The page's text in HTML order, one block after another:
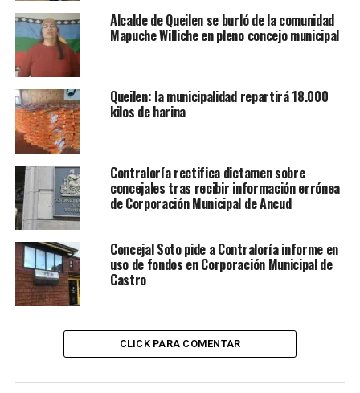
Alcalde de Queilen se burló de la comunidad
Mapuche Williche en pleno concejo municipal
Queilen: la municipalidad repartirá 18.000
kilos de harina
Contraloría rectifica dictamen sobre
concejales tras recibir información errónea
de Corporación Municipal de Ancud
Concejal Soto pide a Contraloría informe en
uso de fondos en Corporación Municipal de
Castro
CLICK PARA COMENTAR